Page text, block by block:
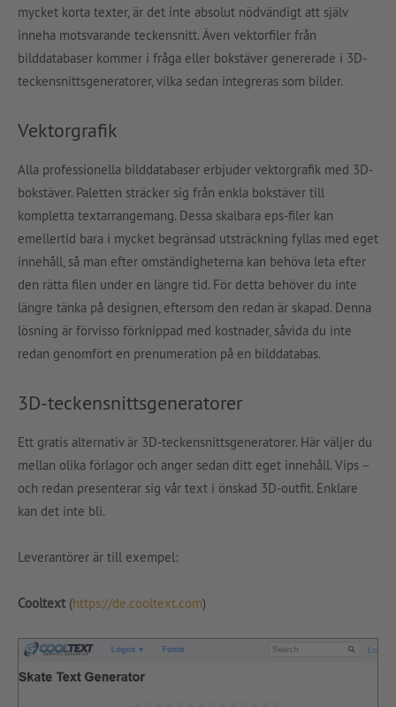
mycket korta texter, är det inte absolut nödvändigt att själv
inneha motsvarande teckensnitt. Även vektorfiler från
bilddatabaser kommer i fråga eller bokstäver genererade i 3D-
teckensnittsgeneratorer, vilka sedan integreras som bilder.
Vektorgrafik
Alla professionella bilddatabaser erbjuder vektorgrafik med 3D-
bokstäver. Paletten sträcker sig från enkla bokstäver till
kompletta textarrangemang. Dessa skalbara eps-filer kan
emellertid bara i mycket begränsad utsträckning fyllas med eget
innehåll, så man efter omständigheterna kan behöva leta efter
den rätta filen under en längre tid. För detta behöver du inte
längre tänka på designen, eftersom den redan är skapad. Denna
lösning är förvisso förknippad med kostnader, såvida du inte
redan genomfört en prenumeration på en bilddatabas.
3D-teckensnittsgeneratorer
Ett gratis alternativ är 3D-teckensnittsgeneratorer. Här väljer du
mellan olika förlagor och anger sedan ditt eget innehåll. Vips –
och redan presenterar sig vår text i önskad 3D-outfit. Enklare
kan det inte bli.
Leverantörer är till exempel:
Cooltext (https://de.cooltext.com)